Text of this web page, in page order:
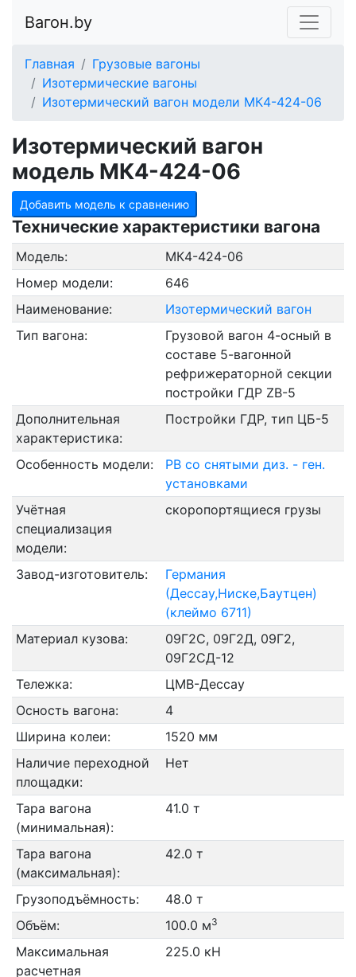
Вагон.by
Главная
Грузовые вагоны
Изотермические вагоны
Изотермический вагон модели МК4-424-06
Изотермический вагон
модель МК4-424-06
Добавить модель к сравнению
Технические характеристики вагона
Модель:
МК4-424-06
Номер модели:
646
Наименование:
Изотермический вагон
Тип вагона:
Грузовой вагон 4-осный в
составе 5-вагонной
рефрижераторной секции
постройки ГДР ZB-5
Дополнительная
характеристика:
Постройки ГДР, тип ЦБ-5
Особенность модели:
РВ со снятыми диз. - ген.
установками
Учётная
специализация
модели:
скоропортящиеся грузы
Завод-изготовитель:
Германия
(Дессау,Ниске,Баутцен)
(клеймо 6711)
Материал кузова:
09Г2С, 09Г2Д, 09Г2,
09Г2СД-12
Тележка:
ЦМВ-Дессау
Осность вагона:
4
Ширина колеи:
1520 мм
Наличие переходной
площадки:
Нет
Тара вагона
(минимальная):
41.0 т
Тара вагона
(максимальная):
42.0 т
Грузоподъёмность:
48.0 т
Объём:
100.0 м3
Максимальная
расчетная
225.0 кН